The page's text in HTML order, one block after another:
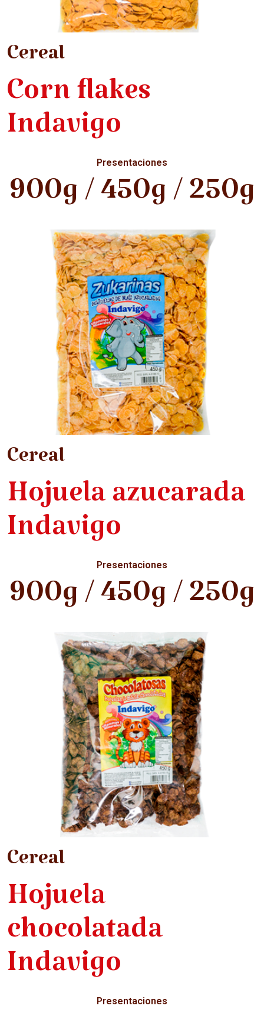
Cereal
Corn flakes
Indavigo
Presentaciones
900g / 450g / 250g
Cereal
Hojuela azucarada
Indavigo
Presentaciones
900g / 450g / 250g
Cereal
Hojuela
chocolatada
Indavigo
Presentaciones